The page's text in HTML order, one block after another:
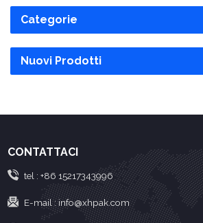
Categorie
Nuovi Prodotti
CONTATTACI
tel : +86 15217343996
E-mail :info@xhpak.com